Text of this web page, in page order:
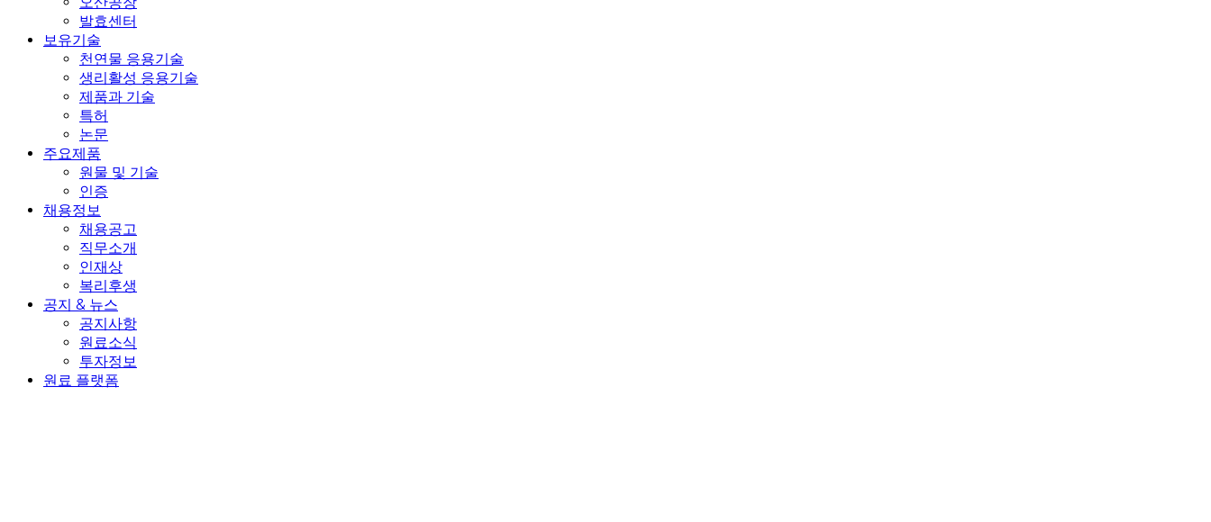
발효센터
보유기술
천연물 응용기술
생리활성 응용기술
제품과 기술
특허
논문
주요제품
원물 및 기술
인증
채용정보
채용공고
직무소개
인재상
복리후생
공지 & 뉴스
공지사항
원료소식
투자정보
원료 플랫폼